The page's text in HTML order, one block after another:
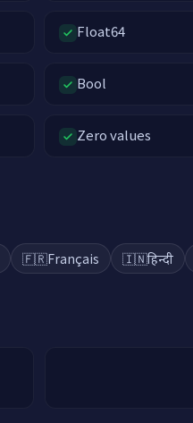
Float64
Bool
Zero values
🇫🇷Français 🇮🇳हिन्दी